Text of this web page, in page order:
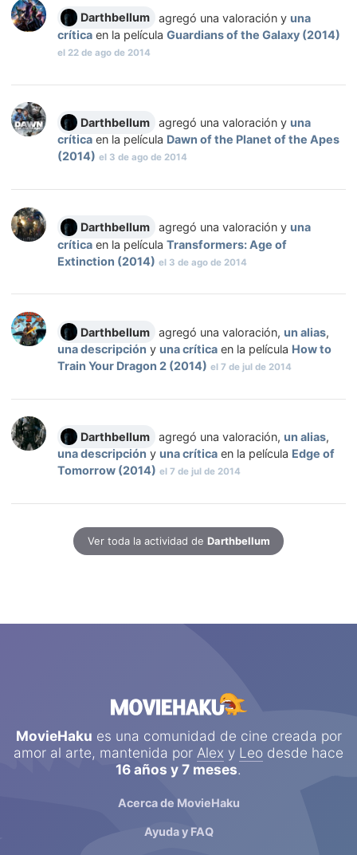
Darthbellum agregó una valoración y una
críticaen la película Guardians of the Galaxy (2014)
el 22 de ago de 2014
Darthbellum agregó una valoración y una
críticaen la película Dawn of the Planet of the Apes
(2014) el 3 de ago de 2014
Darthbellum agregó una valoración y una
críticaen la película Transformers: Age of
Extinction (2014) el 3 de ago de 2014
Darthbellum agregó una valoración, un alias,
una descripción y una críticaen la película How to
Train Your Dragon 2 (2014) el 7 de jul de 2014
Darthbellum agregó una valoración, un alias,
una descripción y una críticaen la película Edge of
Tomorrow (2014) el 7 de jul de 2014
Ver toda la actividad de Darthbellum
MovieHaku es una comunidad de cine creada por
amor al arte, mantenida por Alex y Leo desde hace
16 años y 7 meses.
Acerca de MovieHaku
Ayuda y FAQ